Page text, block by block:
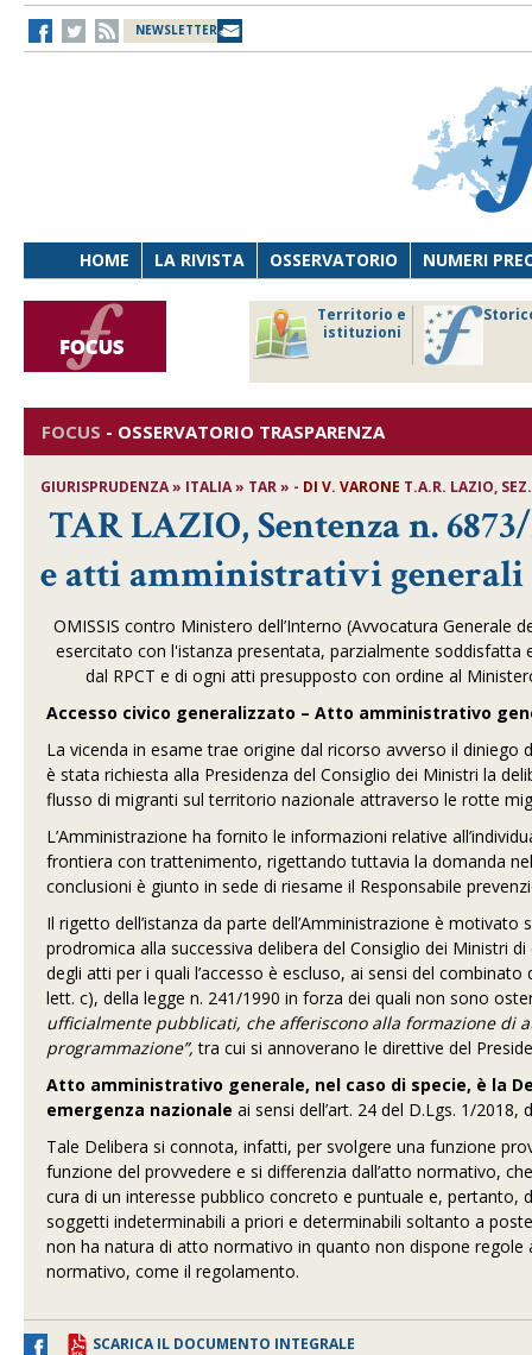
NEWSLETTER
HOME LA RIVISTA OSSERVATORIO NUMERI
Territorio e
istituzioni
FOCUS - OSSERVATORIO TRASPARENZA
GIURISPRUDENZA » ITALIA » TAR » - DIV. VARONE T.A.R. LAZIO,
TAR LAZIO, Sentenza n.
e atti amministrativi generali
OMISSIS contro Ministero dell’Interno (Avvocatura Generale
esercitato con l'istanza presentata, parzialmente soddisfatta
dal RPCT e di ogni atti presupposto con ordine al
Accesso civico generalizzato – Atto amministrativo
La vicenda in esame trae origine dal ricorso avverso il
è stata richiesta alla Presidenza del Consiglio dei Ministri la
flusso di migranti sul territorio nazionale attraverso le rotte
L’Amministrazione ha fornito le informazioni relative
frontiera con trattenimento, rigettando tuttavia la domanda
conclusioni è giunto in sede di riesame il Responsabile
Il rigetto dell’istanza da parte dell’Amministrazione è
prodromica alla successiva delibera del Consiglio dei Ministri
degli atti per i quali l’accesso è escluso, ai sensi del
lett. c), della legge n. 241/1990 in forza dei quali non sono
ufficialmente pubblicati, che afferiscono alla formazione
programmazione”,tra cui si annoverano le direttive del
Atto amministrativo generale, nel caso di specie, è la
emergenza nazionale ai sensi dell’art. 24 del D.Lgs. 1/
Tale Delibera si connota, infatti, per svolgere una funzione
funzione del provvedere e si differenzia dall’atto normativo,
cura di un interesse pubblico concreto e puntuale e,
soggetti indeterminabili a priori e determinabili soltanto a
non ha natura di atto normativo in quanto non dispone regole
normativo, come il regolamento.
SCARICA IL DOCUMENTO INTEGRALE